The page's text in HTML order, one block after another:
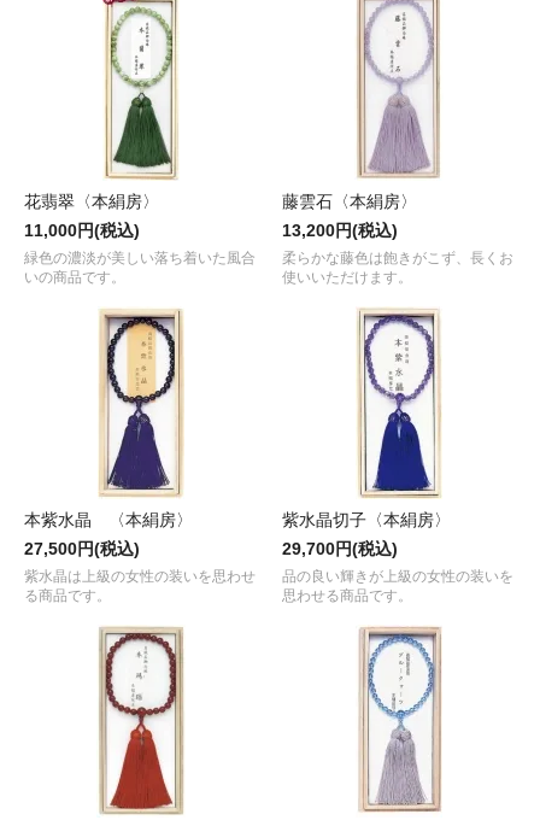
花翡翠〈本絹房〉
11,000円(税込)
緑色の濃淡が美しい落ち着いた風合
いの商品です。
藤雲石〈本絹房〉
13,200円(税込)
柔らかな藤色は飽きがこず、長くお
使いいただけます。
本紫水晶 〈本絹房〉
27,500円(税込)
紫水晶は上級の女性の装いを思わせ
る商品です。
紫水晶切子〈本絹房〉
29,700円(税込)
品の良い輝きが上級の女性の装いを
思わせる商品です。